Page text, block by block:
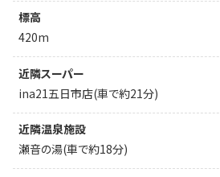
標高
420m
近隣スーパー
ina21五日市店(車で約21分)
近隣温泉施設
瀬音の湯(車で約18分)